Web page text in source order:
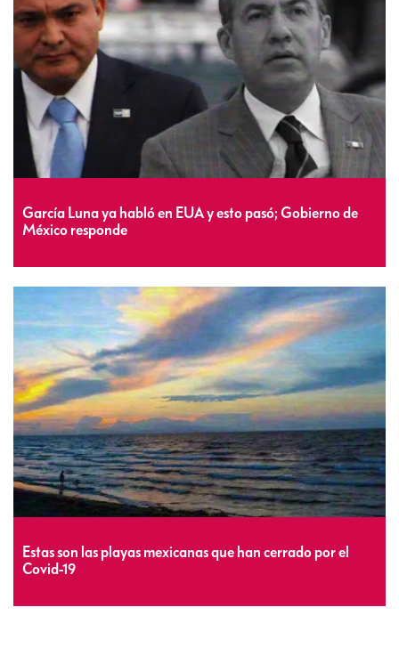
García Luna ya habló en EUA y esto pasó; Gobierno de
México responde
Estas son las playas mexicanas que han cerrado por el
Covid-19